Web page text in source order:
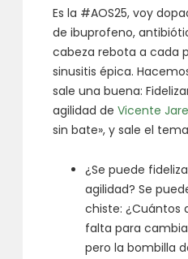
Es la #AOS25, voy
de ibuprofeno,
cabeza rebota a cada
sinusitis épica.
sale una buena:
agilidad deVicente
sin bate», y sale el
¿Se puede
agilidad? Se
chiste: ¿Cuántos
falta para
pero la bombilla